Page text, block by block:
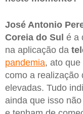
José Antonio
Coreia do Sul é a
na aplicação da
pandemia, ato
como a realização
elevadas. Tudo
ainda que isso